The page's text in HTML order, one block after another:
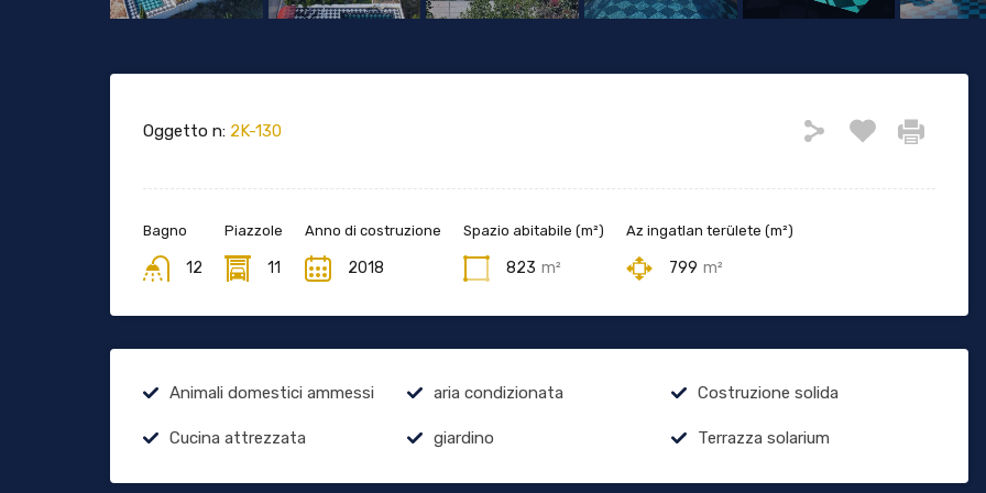
Oggetto n: 2K-130
Bagno
12
Piazzole
11
Anno di costruzione
2018
Spazio abitabile (m²)
823 m²
Az ingatlan területe (m²)
799 m²
Animali domestici ammessi aria condizionata Costruzione solida
Cucina attrezzata giardino Terrazza solarium